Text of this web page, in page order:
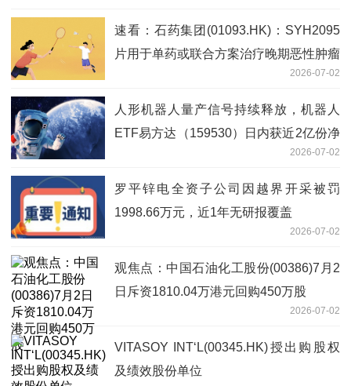
速看：石药集团(01093.HK)：SYH2095
片用于单药或联合方案治疗晚期恶性肿瘤
2026-07-02
人形机器人量产信号持续释放，机器人
ETF易方达（159530）日内获近2亿份净
2026-07-02
罗平锌电全资子公司因越界开采被罚
1998.66万元，近1年无研报覆盖
2026-07-02
观焦点：中国石油化工股份(00386)7月2
日斥资1810.04万港元回购450万股
2026-07-02
VITASOY INT‘L(00345.HK)授出购股权
及绩效股份单位